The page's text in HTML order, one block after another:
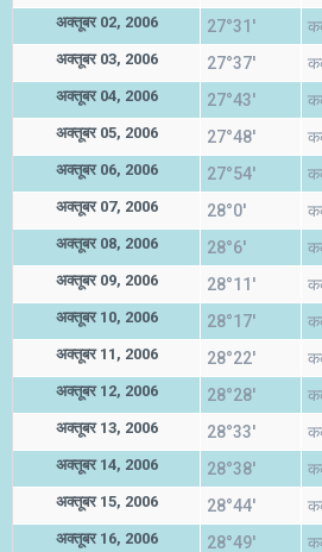
अक्तूबर 02, 2006 27°31'
अक्तूबर 03, 2006 27°37'
अक्तूबर 04, 2006 27°43'
अक्तूबर 05, 2006 27°48'
अक्तूबर 06, 2006 27°54'
अक्तूबर 07, 2006 28°0'
अक्तूबर 08, 2006 28°6'
अक्तूबर 09, 2006 28°11'
अक्तूबर 10, 2006 28°17'
अक्तूबर 11, 2006 28°22'
अक्तूबर 12, 2006 28°28'
अक्तूबर 13, 2006 28°33'
अक्तूबर 14, 2006 28°38'
अक्तूबर 15, 2006 28°44'
अक्तूबर 16, 2006 28°49'